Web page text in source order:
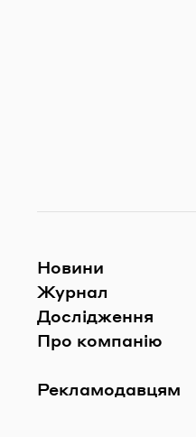
Новини
Журнал
Дослідження
Про компанію
Рекламодавцям